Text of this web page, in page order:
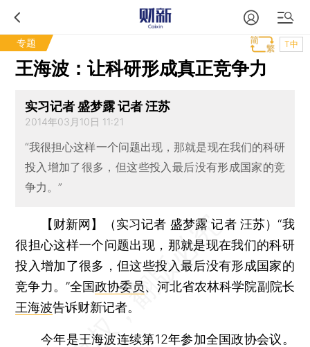
专题 T中
王海波：让科研形成真正竞争力
实习记者 盛梦露 记者 汪苏
2014年03月10日 11:21
“我很担心这样一个问题出现，那就是现在我们的科研
投入增加了很多，但这些投入最后没有形成国家的竞
争力。”
【财新网】（实习记者 盛梦露 记者 汪苏）“我
很担心这样一个问题出现，那就是现在我们的科研
投入增加了很多，但这些投入最后没有形成国家的
竞争力。”全国政协委员、河北省农林科学院副院长
王海波告诉财新记者。
今年是王海波连续第12年参加全国政协会议。